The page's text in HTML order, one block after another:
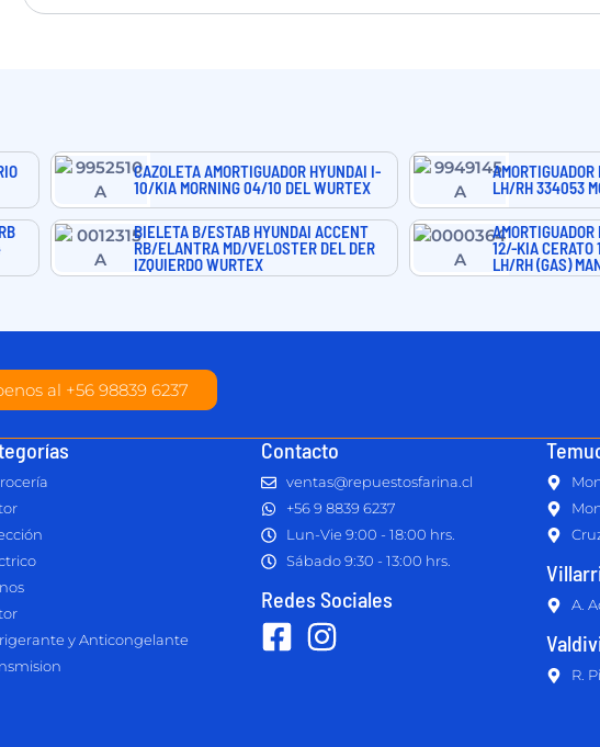
CAZOLETA AMORTIGUADOR HYUNDAI I-
10/KIA MORNING 04/10 DEL WURTEX
LH/RH 334053
BIELETA B/ESTAB HYUNDAI ACCENT
RB/ELANTRA MD/VELOSTER DEL DER
IZQUIERDO WURTEX
12/-KIA
LH/RH (GAS)
al +56 98839 6237
y Anticongelante
Contacto
ventas@repuestosfarina.cl
+56 9 8839 6237
Lun-Vie 9:00 - 18:00 hrs.
Sábado 9:30 - 13:00 hrs.
Redes Sociales A.
R.